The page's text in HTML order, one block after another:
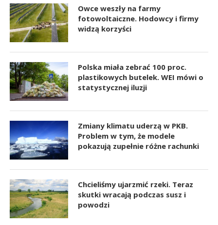
Owce weszły na farmy
fotowoltaiczne. Hodowcy i firmy
widzą korzyści
Polska miała zebrać 100 proc.
plastikowych butelek. WEI mówi o
statystycznej iluzji
Zmiany klimatu uderzą w PKB.
Problem w tym, że modele
pokazują zupełnie różne rachunki
Chcieliśmy ujarzmić rzeki. Teraz
skutki wracają podczas susz i
powodzi